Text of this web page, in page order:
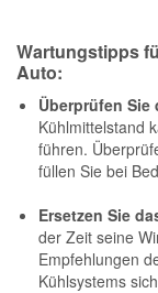
Wartungstipps
Auto:
Überprüfen
Kühlmittelstand
führen.
füllen Sie bei
Ersetzen Sie
der Zeit seine
Empfehlungen
Kühlsystems
Winter-
Dodge
Honda
Hyundai
Jeep